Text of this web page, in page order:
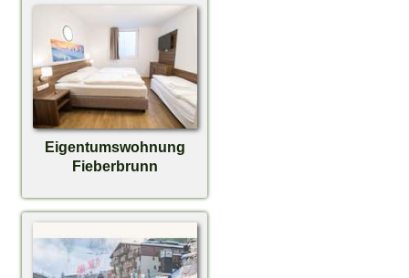
Eigentumswohnung
Fieberbrunn